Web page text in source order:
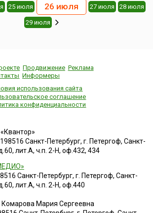
25 июля 26 июля 27 июля 28 июля
29 июля
Продвижение Реклама
Информеры
использования сайта
соглашение
конфиденциальности
Санкт-Петербург, г. Петергоф, Санкт-
лит.А, ч.п. 2-Н, оф.432, 434
Санкт-Петербург, г. Петергоф, Санкт-
лит.А, ч.п. 2-Н, оф.440
Комарова Мария Сергеевна